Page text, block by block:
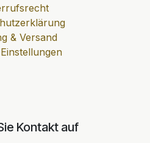
& Versand
Kontakt auf